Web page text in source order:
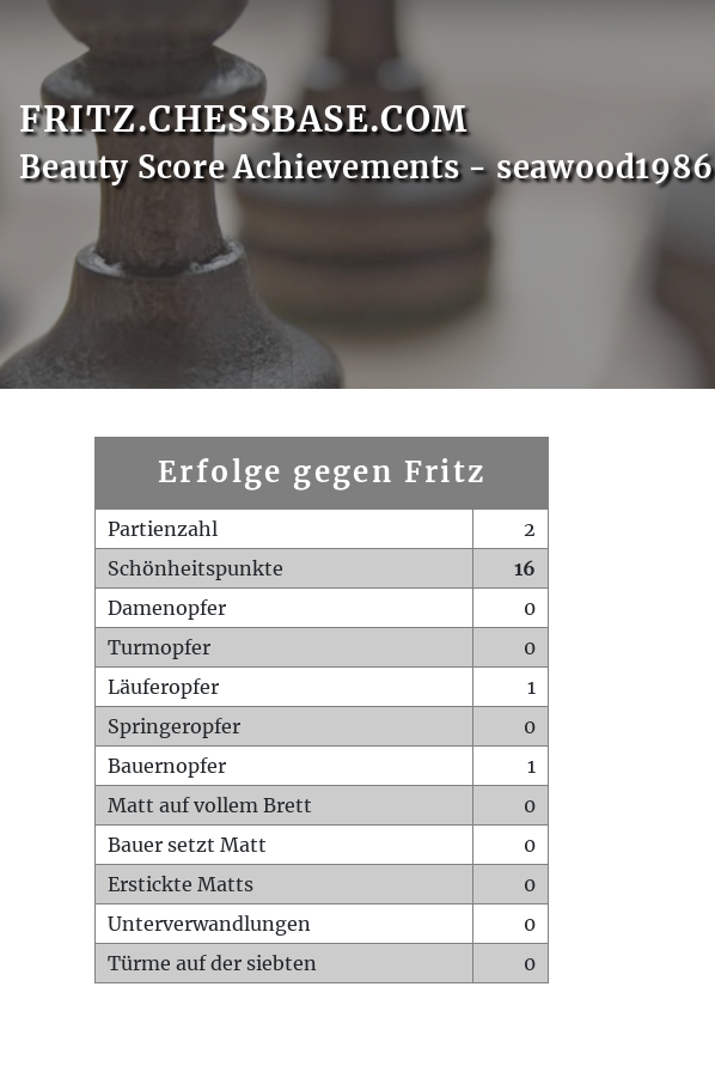
FRITZ.CHESSBASE.COM
Beauty Score Achievements - seawood1986
Erfolge gegen Fritz
Partienzahl
2
Schönheitspunkte
16
Damenopfer
0
Turmopfer
0
Läuferopfer
1
Springeropfer
0
Bauernopfer
1
Matt auf vollem Brett
0
Bauer setzt Matt
0
Erstickte Matts
0
Unterverwandlungen
0
Türme auf der siebten
0